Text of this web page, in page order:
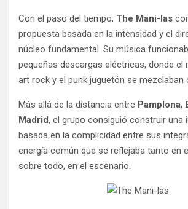
Con el paso del tiempo, The Mani-las
propuesta basada en la intensidad y el
núcleo fundamental. Su música
pequeñas descargas eléctricas, donde el
art rock y el punk juguetón se mezclaban
Más allá de la distancia entre Pamplona,
Madrid, el grupo consiguió construir una
basada en la complicidad entre sus
energía común que se reflejaba tanto en
sobre todo, en el escenario.